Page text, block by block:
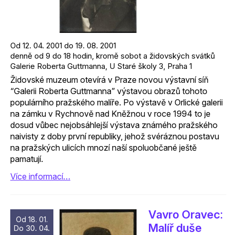
Od 12. 04. 2001 do 19. 08. 2001
denně od 9 do 18 hodin, kromě sobot a židovských svátků
Galerie Roberta Guttmanna, U Staré školy 3, Praha 1
Židovské muzeum otevírá v Praze novou výstavní síň
“Galerii Roberta Guttmanna” výstavou obrazů tohoto
populárního pražského malíře. Po výstavě v Orlické galerii
na zámku v Rychnově nad Kněžnou v roce 1994 to je
dosud vůbec nejobsáhlejší výstava známého pražského
naivisty z doby první republiky, jehož svéráznou postavu
na pražských ulicích mnozí naší spoluobčané ještě
pamatují.
Více informací…
Od 18. 01.
Do 30. 04.
Vavro Oravec:
Malíř duše